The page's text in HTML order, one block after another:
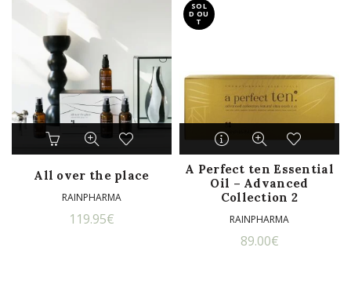
All over the place
RAINPHARMA
119.95€
SOL
D OU
T
A Perfect ten Essential
Oil – Advanced
Collection 2
RAINPHARMA
89.00€